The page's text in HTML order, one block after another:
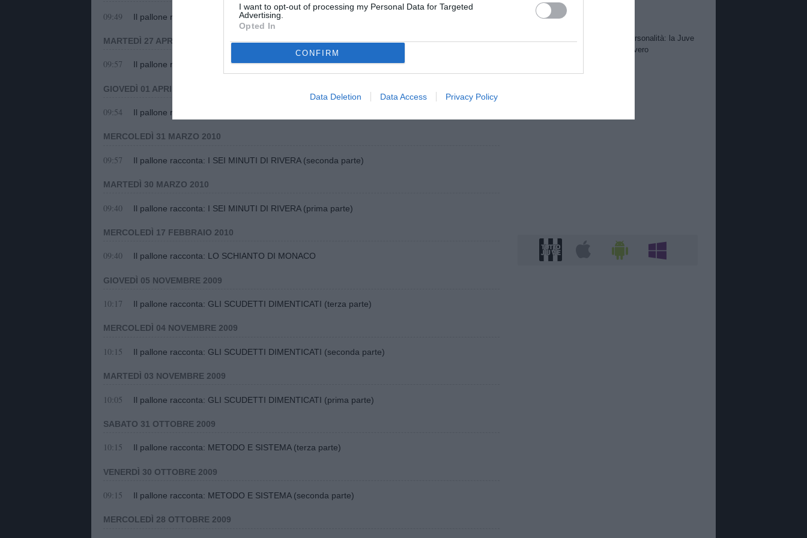
I want to opt-out of processing my Personal Data for Targeted
Advertising.
Opted In
CONFIRM
Data Deletion Data Access Privacy Policy
09:49 Il pallone racconta: I LEONI DI "HIGHBURY" (seconda parte)
MARTEDÌ 27 APRILE 2010
09:57 Il pallone racconta: I LEONI DI "HIGHBURY" (prima parte)
GIOVEDÌ 01 APRILE 2010
09:54 Il pallone racconta: I SEI MINUTI DI RIVERA (ultima parte)
MERCOLEDÌ 31 MARZO 2010
09:57 Il pallone racconta: I SEI MINUTI DI RIVERA (seconda parte)
MARTEDÌ 30 MARZO 2010
09:40 Il pallone racconta: I SEI MINUTI DI RIVERA (prima parte)
MERCOLEDÌ 17 FEBBRAIO 2010
09:40 Il pallone racconta: LO SCHIANTO DI MONACO
GIOVEDÌ 05 NOVEMBRE 2009
10:17 Il pallone racconta: GLI SCUDETTI DIMENTICATI (terza parte)
MERCOLEDÌ 04 NOVEMBRE 2009
10:15 Il pallone racconta: GLI SCUDETTI DIMENTICATI (seconda parte)
MARTEDÌ 03 NOVEMBRE 2009
10:05 Il pallone racconta: GLI SCUDETTI DIMENTICATI (prima parte)
SABATO 31 OTTOBRE 2009
10:15 Il pallone racconta: METODO E SISTEMA (terza parte)
VENERDÌ 30 OTTOBRE 2009
09:15 Il pallone racconta: METODO E SISTEMA (seconda parte)
MERCOLEDÌ 28 OTTOBRE 2009
Suzuki non ci sta
5
Alajbegovic, debutto con personalità: la Juve
può aver trovato un talento vero